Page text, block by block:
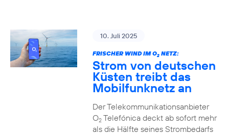
10. Juli 2025
FRISCHER WIND IM O2NETZ:
Strom von deutschen
Küsten treibt das
Mobilfunknetz an
Der Telekommunikationsanbieter
O2Telefónica deckt ab sofort mehr
als die Hälfte seines Strombedarfs